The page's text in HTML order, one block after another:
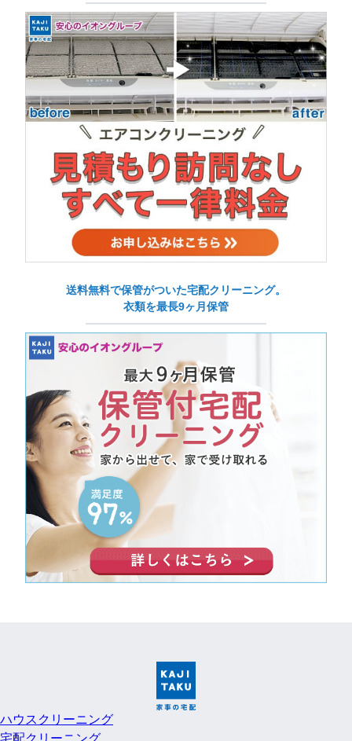
送料無料で保管がついた宅配クリーニング。
衣類を最長9ヶ月保管
ハウスクリーニング